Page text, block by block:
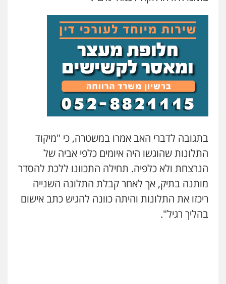
עו"ד ראוף נג'אר
פלילי עורכי דין לענייני אסירים מעצרים
סמים רכוש
0548009246
דוד אפרים משרד עורכי דין
פלילי צווארון לבן מס הכנסה מע"מ
0506209859
עדי כרמלי – חברת עו"ד
פלילי כלכלי עורכי דין לענייני אסירים
0525060666
גיא זהבי משרד עורכי דין
פלילי משפחה
בתגובה לדברי האב אמרו במשטרה, כי "מיקוד
התלונות שהוגשו היה איומים כלפי אביה של
הנרצחת ולא כלפיה. תחילה התכוונו ללכת להסדר
מותנה בתיק, אך לאחר קבלת התלונה השנייה
ריכזו את התלונות והיתה כוונה להגיש כתב אישום
בהליך רגיל".